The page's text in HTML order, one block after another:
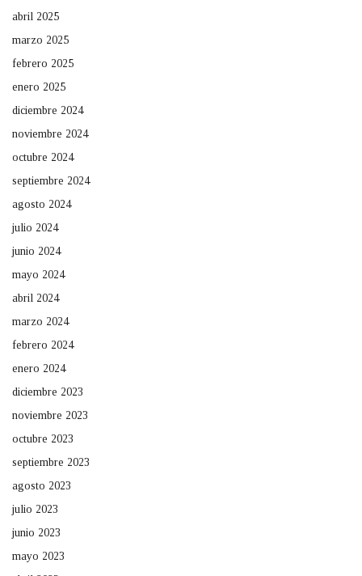
abril 2025
marzo 2025
febrero 2025
enero 2025
diciembre 2024
noviembre 2024
octubre 2024
septiembre 2024
agosto 2024
julio 2024
junio 2024
mayo 2024
abril 2024
marzo 2024
febrero 2024
enero 2024
diciembre 2023
noviembre 2023
octubre 2023
septiembre 2023
agosto 2023
julio 2023
junio 2023
mayo 2023